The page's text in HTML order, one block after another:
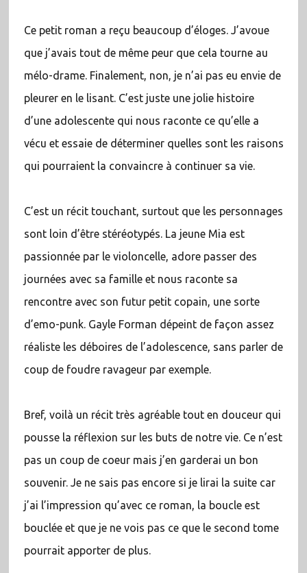
Ce petit roman a reçu beaucoup d’éloges. J’avoue
que j’avais tout de même peur que cela tourne au
mélo-drame. Finalement, non, je n’ai pas eu envie de
pleurer en le lisant. C’est juste une jolie histoire
d’une adolescente qui nous raconte ce qu’elle a
vécu et essaie de déterminer quelles sont les raisons
qui pourraient la convaincre à continuer sa vie.
C’est un récit touchant, surtout que les personnages
sont loin d’être stéréotypés. La jeune Mia est
passionnée par le violoncelle, adore passer des
journées avec sa famille et nous raconte sa
rencontre avec son futur petit copain, une sorte
d’emo-punk. Gayle Forman dépeint de façon assez
réaliste les déboires de l’adolescence, sans parler de
coup de foudre ravageur par exemple.
Bref, voilà un récit très agréable tout en douceur qui
pousse la réflexion sur les buts de notre vie. Ce n’est
pas un coup de coeur mais j’en garderai un bon
souvenir. Je ne sais pas encore si je lirai la suite car
j’ai l’impression qu’avec ce roman, la boucle est
bouclée et que je ne vois pas ce que le second tome
pourrait apporter de plus.